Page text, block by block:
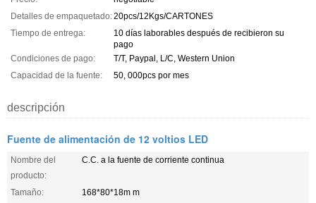
Detalles de empaquetado:20pcs/12Kgs/CARTONES
Tiempo de entrega:
10 días laborables después de recibieron su
pago
Condiciones de pago:
T/T, Paypal, L/C, Western Union
Capacidad de la fuente:
50, 000pcs por mes
descripción
Fuente de alimentación de 12 voltios LED
Nombre del
producto:
C.C. a la fuente de corriente continua
Tamaño:
168*80*18m m